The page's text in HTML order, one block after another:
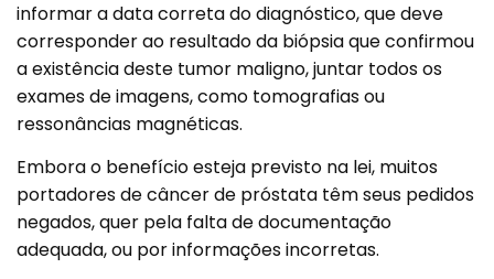
informar a data correta do diagnóstico, que deve
corresponder ao resultado da biópsia que confirmou
a existência deste tumor maligno, juntar todos os
exames de imagens, como tomografias ou
ressonâncias magnéticas.
Embora o benefício esteja previsto na lei, muitos
portadores de câncer de próstata têm seus pedidos
negados, quer pela falta de documentação
adequada, ou por informações incorretas.